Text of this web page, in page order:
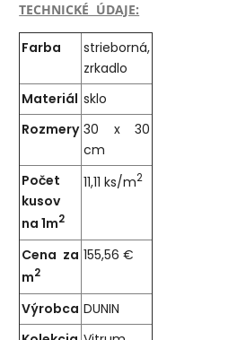
TECHNICKÉ ÚDAJE:
Farba
strieborná,
zrkadlo
Materiál sklo
Rozmery 30 x 30
cm
Počet
kusov
na 1m2
11,11 ks/m2
Cena za
m2
155,56 €
Výrobca DUNIN